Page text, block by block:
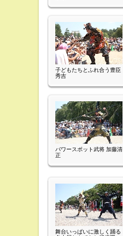
子どもたちとふれ合う豊臣
秀吉
パワースポット武将 加藤清
正
舞台いっぱいに激しく踊る